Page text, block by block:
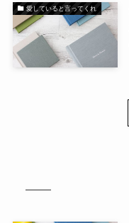
愛していると言ってくれ